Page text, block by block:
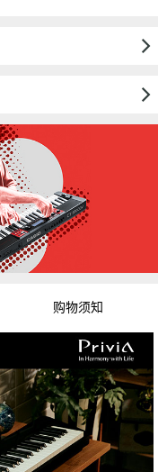
购物须知